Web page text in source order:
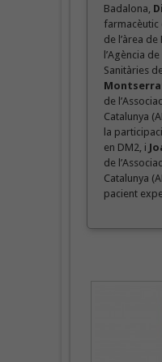
Badalona,
farmacèutic
de l’àrea
l’Agència
Sanitàries
de
Catalunya
la
en DM2, i
de
Catalunya
pacient